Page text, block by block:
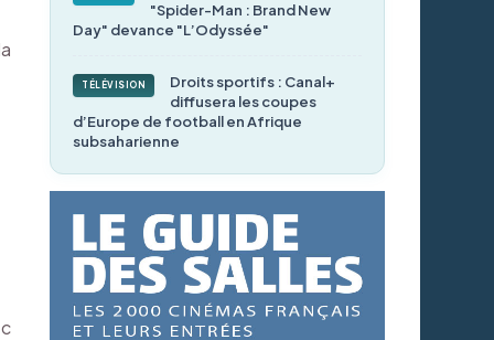
"Spider-Man : Brand New
Day" devance "L’Odyssée"
TÉLÉVISION
Droits sportifs : Canal+
diffusera les coupes
d’Europe de football en Afrique
subsaharienne